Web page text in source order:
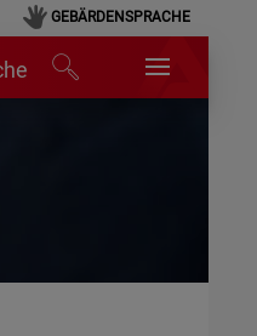
GEBÄRDENSPRACHE